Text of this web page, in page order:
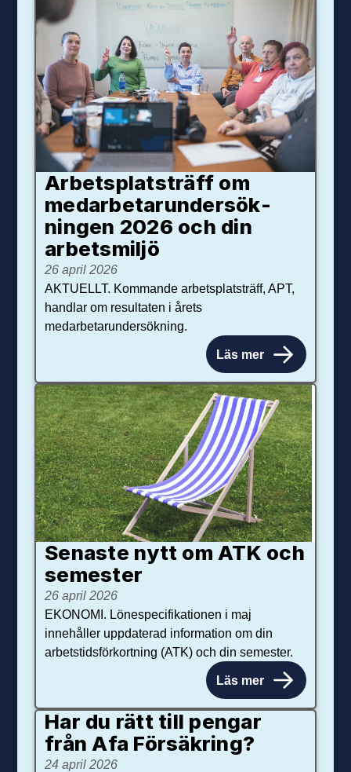
Arbetsplats­träff om
med­arbetar­under­sök­
ningen 2026 och din
arbets­miljö
26 april 2026
AKTUELLT. Kommande arbetsplatsträff, APT,
handlar om resultaten i årets
medarbetarundersökning.
Läs mer
Senaste nytt om ATK och
se­mester
26 april 2026
EKONOMI. Lönespecifikationen i maj
innehåller uppdaterad information om din
arbetstidsförkortning (ATK) och din semester.
Läs mer
Har du rätt till pengar
från Afa Försäkring?
24 april 2026